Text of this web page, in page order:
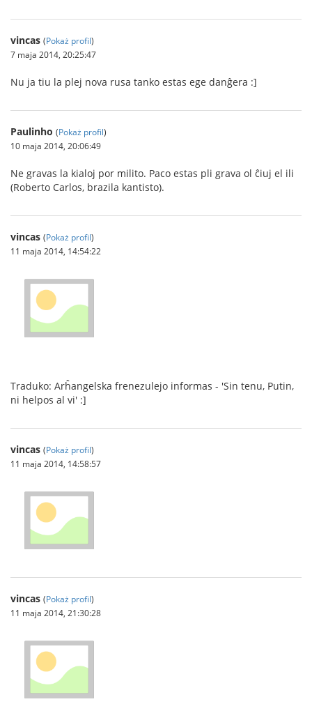
vincas (Pokaż profil)
7 maja 2014, 20:25:47
Nu ja tiu la plej nova rusa tanko estas ege danĝera :]
Paulinho (Pokaż profil)
10 maja 2014, 20:06:49
Ne gravas la kialoj por milito. Paco estas pli grava ol ĉiuj el ili
(Roberto Carlos, brazila kantisto).
vincas (Pokaż profil)
11 maja 2014, 14:54:22
Traduko: Arĥangelska frenezulejo informas - 'Sin tenu, Putin,
ni helpos al vi' :]
vincas (Pokaż profil)
11 maja 2014, 14:58:57
vincas (Pokaż profil)
11 maja 2014, 21:30:28